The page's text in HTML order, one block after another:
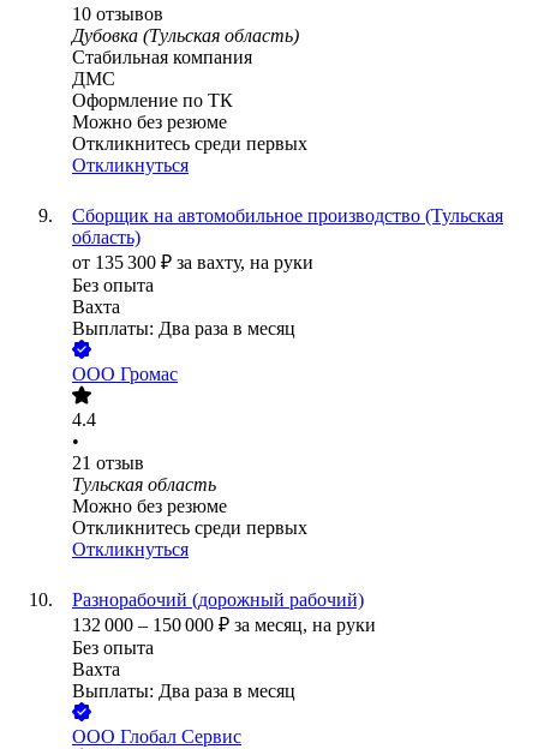
10 отзывов
Дубовка (Тульская область)
Стабильная компания
ДМС
Оформление по ТК
Можно без резюме
Откликнитесь среди первых
Откликнуться
Сборщик на автомобильное производство (Тульская
область)
от 135 300 ₽ за вахту, на руки
Без опыта
Вахта
Выплаты: Два раза в месяц
ООО Громас
4.4
•
21 отзыв
Тульская область
Можно без резюме
Откликнитесь среди первых
Откликнуться
Разнорабочий (дорожный рабочий)
132 000 – 150 000 ₽ за месяц, на руки
Без опыта
Вахта
Выплаты: Два раза в месяц
ООО Глобал Сервис